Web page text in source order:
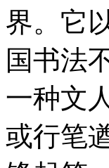
界。它
国书法
一种文
或行笔